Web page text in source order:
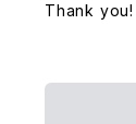
Thank you!